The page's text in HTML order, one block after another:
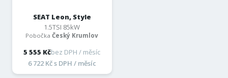
SEAT Leon, Style
1.5TSI 85kW
PobočkaČeský Krumlov
5 555 Kčbez DPH / měsíc
6 722 Kč s DPH / měsíc